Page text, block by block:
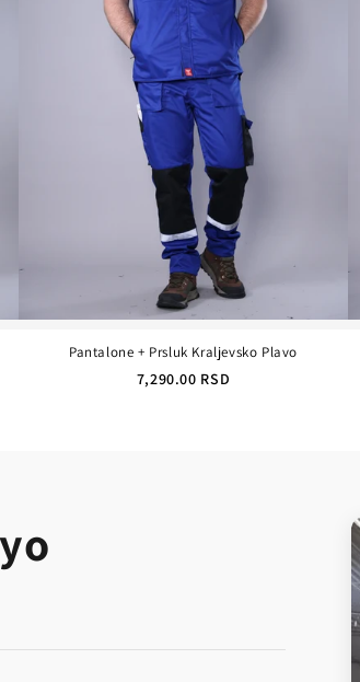
Pantalone + Prsluk Kraljevsko Plavo
7,290.00 RSD